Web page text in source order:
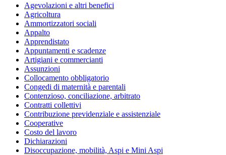
Agevolazioni e altri benefici
Agricoltura
Ammortizzatori sociali
Appalto
Apprendistato
Appuntamenti e scadenze
Artigiani e commercianti
Assunzioni
Collocamento obbligatorio
Congedi di maternità e parentali
Contenzioso, conciliazione, arbitrato
Contratti collettivi
Contribuzione previdenziale e assistenziale
Cooperative
Costo del lavoro
Dichiarazioni
Disoccupazione, mobilità, Aspi e Mini Aspi